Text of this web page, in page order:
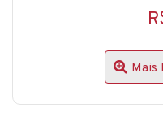
Mais